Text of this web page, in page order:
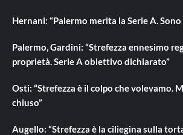
Hernani: “Palermo merita la Serie A.
Palermo, Gardini: “Strefezza ennesimo
proprietà. Serie A obiettivo dichiarato”
Osti: “Strefezza è il colpo che volevamo.
chiuso”
Augello: “Strefezza è la ciliegina sulla